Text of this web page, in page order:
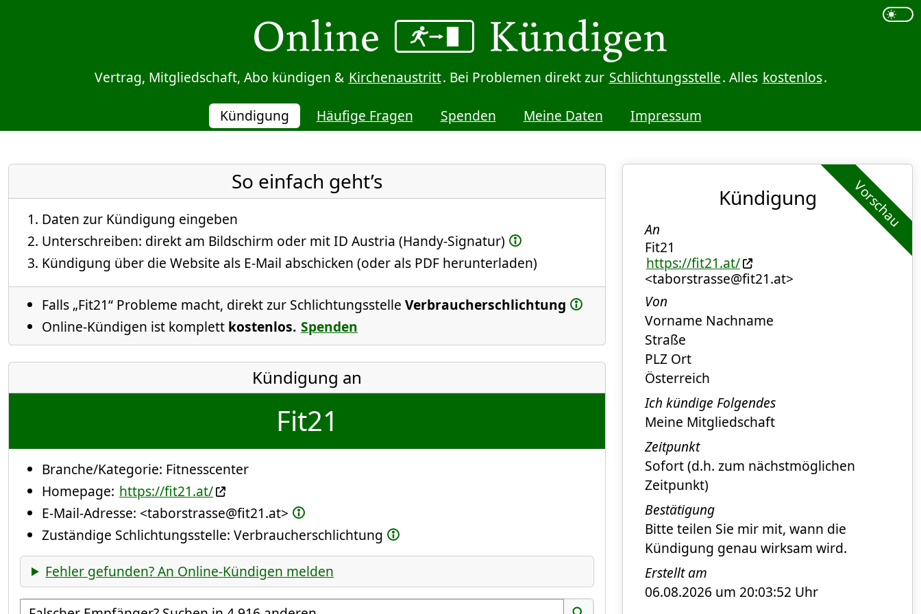
Vertrag, Mitgliedschaft, Abo kündigen & Kirchenaustritt. Bei Problemen direkt zur Schlichtungsstelle. Alles kostenlos.
Kündigung Häufige Fragen Spenden Meine Daten Impressum
So einfach geht’s
Daten zur Kündigung eingeben
Unterschreiben: direkt am Bildschirm oder mit ID Austria (Handy-Signatur)
Kündigung über die Website als E-Mail abschicken (oder als PDF herunterladen)
Falls „Fit21“ Probleme macht, direkt zur Schlichtungsstelle Verbraucherschlichtung
Online-Kündigen ist komplett kostenlos. Spenden
Kündigung an
Fit21
Branche/Kategorie: Fitnesscenter
Homepage: https://fit21.at/
E-Mail-Adresse: <taborstrasse@fit21.at>
Zuständige Schlichtungsstelle: Verbraucherschlichtung
Fehler gefunden? An Online-Kündigen melden
Empfänger suchen
Vorschau
Kündigung
An
Fit21
https://fit21.at/
<taborstrasse@fit21.at>
Von
Vorname Nachname
Straße
PLZ Ort
Österreich
Ich kündige Folgendes
Meine Mitgliedschaft
Zeitpunkt
Sofort (d.h. zum nächstmöglichen
Zeitpunkt)
Bestätigung
Bitte teilen Sie mir mit, wann die
Kündigung genau wirksam wird.
Erstellt am
06.08.2026 um 20:03:52 Uhr